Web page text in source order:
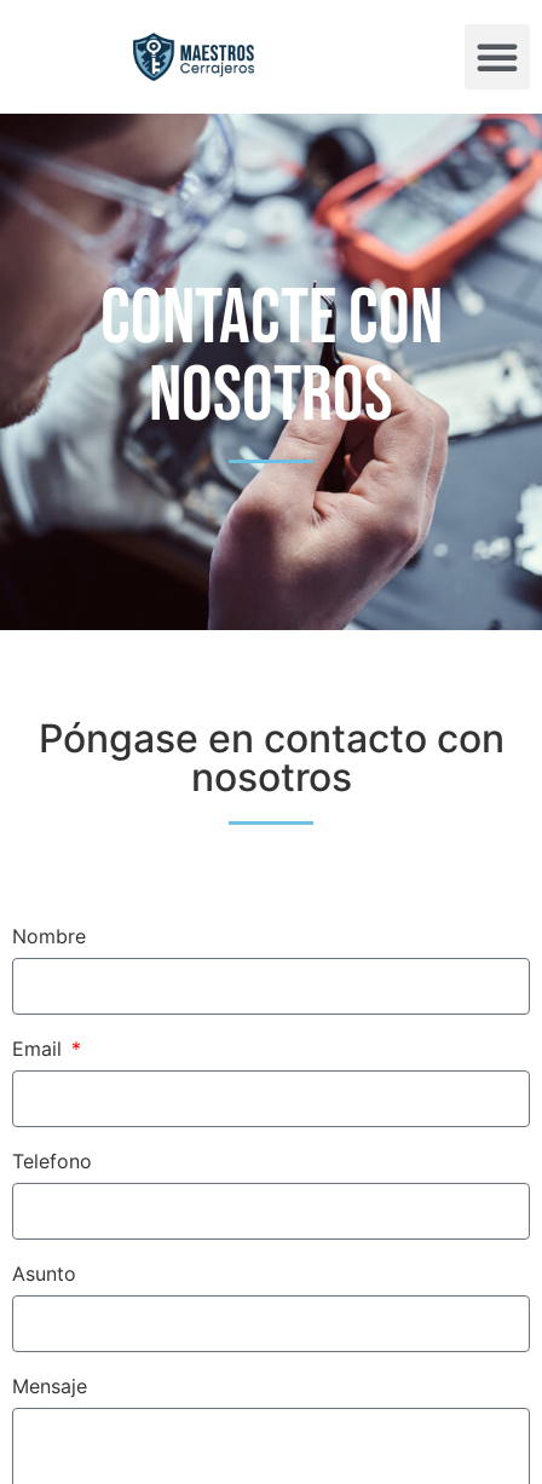
Contacte con
nosotros
Póngase en contacto con
nosotros
Nombre
Email
Telefono
Asunto
Mensaje